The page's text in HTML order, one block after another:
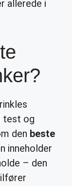
allerede i
test og
den beste
inneholder
– den